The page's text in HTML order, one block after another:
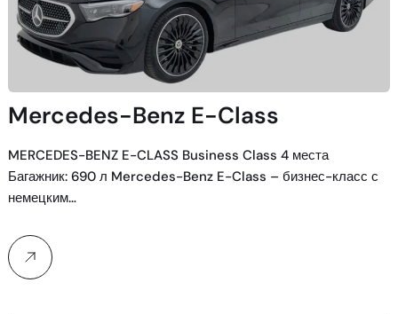
Mercedes-Benz E-Class
MERCEDES-BENZ E-CLASS Business Class 4 места
Багажник: 690 л Mercedes-Benz E-Class – бизнес-класс с
немецким…